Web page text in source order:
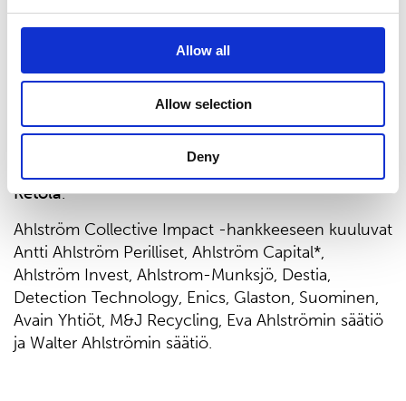
Allow all
Allow selection
Deny
kolmasosaa 10-vuotiaista ei osaa lukea eikä kykene
ymmärtämään yksinkertaista tekstiä. UNICEF tekee
työtä jokaisen lapsen koulu-tuksen puolesta, jotta
lapsilla olisi tulevaisuudessa menestymiseen
tarvittavat taidot ja kyvyt. Tämä työ ei olisi
mahdollista ilman vahvoja ja innovatiivisia tukijoita,
sellaisia kuten Ahlström Collective Impact on”,
sanoo Suomen UNICEFin pääsihteeri
Ketola.
Ahlström Collective Impact -hankkeeseen kuuluvat
Antti Ahlström Perilliset, Ahlström Capital*,
Ahlström Invest, Ahlstrom-Munksjö, Destia,
Detection Technology, Enics, Glaston, Suominen,
Avain Yhtiöt, M&J Recycling, Eva Ahlströmin säätiö
ja Walter Ahlströmin säätiö.